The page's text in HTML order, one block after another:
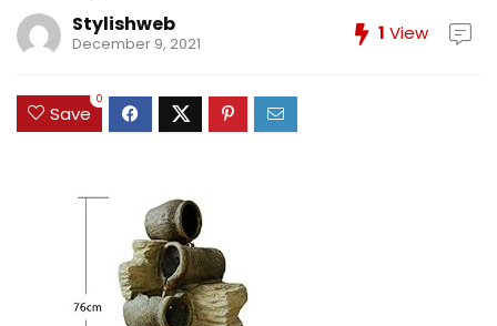
Stylishweb
December 9, 2021 1 View
Save
0